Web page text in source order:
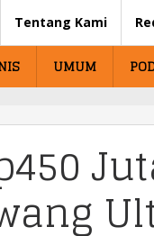
Tentang Kami
UMUM